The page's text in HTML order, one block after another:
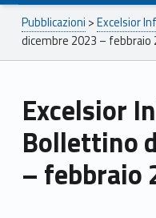
Breadcrumbs navigation
Pubblicazioni >Excelsior
dicembre 2023 – febbraio
Excelsior Informa:
Bollettino
– febbraio